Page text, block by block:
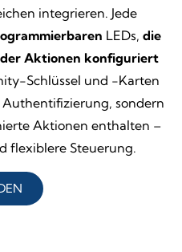
integrieren. Jede
LEDs, die
Aktionen konfiguriert
Schlüssel und -Karten
sondern
Aktionen enthalten –
flexiblere Steuerung.